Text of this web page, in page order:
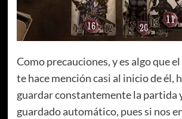
Como precauciones, y es algo que
te hace mención casi al inicio de él,
guardar constantemente la partida
guardado automático, pues si nos